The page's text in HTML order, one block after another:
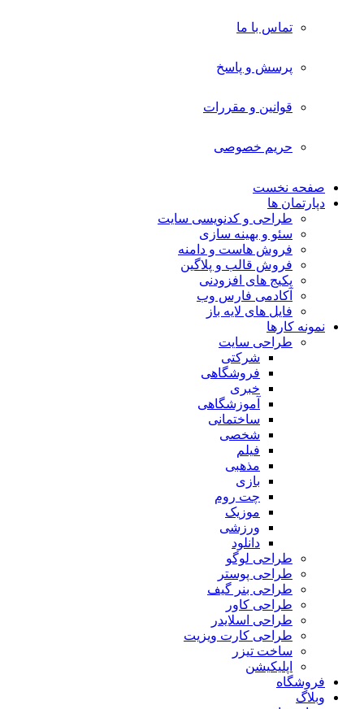
تماس با ما
پرسش و پاسخ
قوانین و مقررات
حریم خصوصی
صفحه نخست
دپارتمان ها
طراحی و کدنویسی سایت
سئو و بهینه سازی
فروش هاست و دامنه
فروش قالب و پلاگین
پکیج های افزودنی
آکادمی فارس وب
فایل های لایه باز
نمونه کارها
طراحی سایت
شرکتی
فروشگاهی
خبری
آموزشگاهی
ساختمانی
شخصی
فیلم
مذهبی
بازی
چت روم
موزیک
ورزشی
دانلود
طراحی لوگو
طراحی پوستر
طراحی بنر گیف
طراحی کاور
طراحی اسلایدر
طراحی کارت ویزیت
ساخت تیزر
اپلیکیشن
فروشگاه
وبلاگ